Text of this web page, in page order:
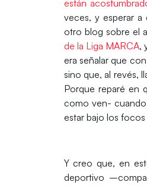
están
veces, y esperar
otro blog sobre el
de la Liga MARCA,
era señalar que
sino que, al revés,
Porque reparé en
como ven-
estar bajo los
Y creo que, en
deportivo